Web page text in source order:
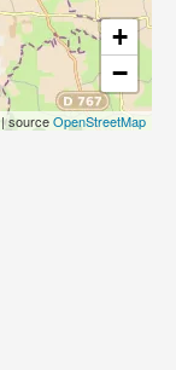
+
−
| sourceOpenStreetMap